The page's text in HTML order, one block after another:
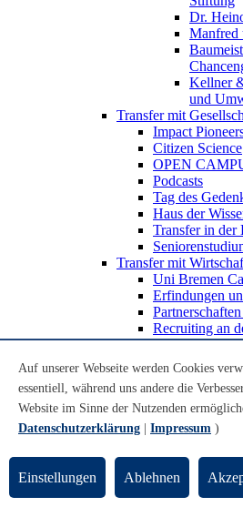
Dr.
Manfred
Kellner
und
Transfer mit
Impact
Citizen Science
OPEN
Podcasts
Tag des
Haus der
Transfer in der
Transfer mit
Uni Bremen
Erfindungen
Recruiting an
Weiterbildung
Transfer mit Schule
Schülerinnen
MINT-
Schulklassen
Lehrkräfte
UniTransfer -
Auf unserer Webseite werden Cookies
essentiell, während uns andere die
Website im Sinne der Nutzenden
Datenschutzerklärung
Impressum )
Einstellungen Ablehnen